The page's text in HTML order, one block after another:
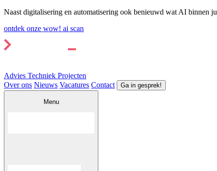
Naast digitalisering en automatisering ook benieuwd wat AI binnen
ontdek onze wow! ai scan
Advies Techniek Projecten
Over ons Nieuws Vacatures Contact Ga in gesprek!
Menu